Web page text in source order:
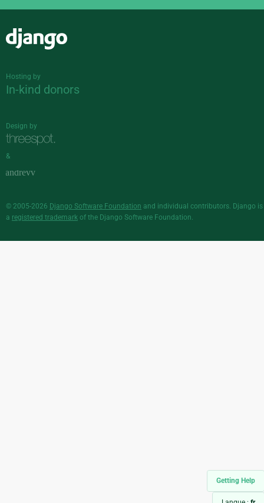
Getting Help
Hosting by
In-kind donors
Design by
&
© 2005-2026 Django Software Foundation and individual contributors. Django is
a registered trademark of the Django Software Foundation.